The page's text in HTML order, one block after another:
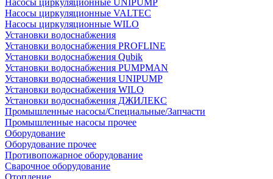
Насосы циркуляционные UNIPUMP
Насосы циркуляционные VALTEC
Насосы циркуляционные WILO
Установки водоснабжения
Установки водоснабжения PROFLINE
Установки водоснабжения Qubik
Установки водоснабжения PUMPMAN
Установки водоснабжения UNIPUMP
Установки водоснабжения WILO
Установки водоснабжения ДЖИЛЕКС
Промышленные насосы/Специальные/Запчасти
Промышленные насосы прочее
Оборудование
Оборудование прочее
Противопожарное оборудование
Сварочное оборудование
Отопление